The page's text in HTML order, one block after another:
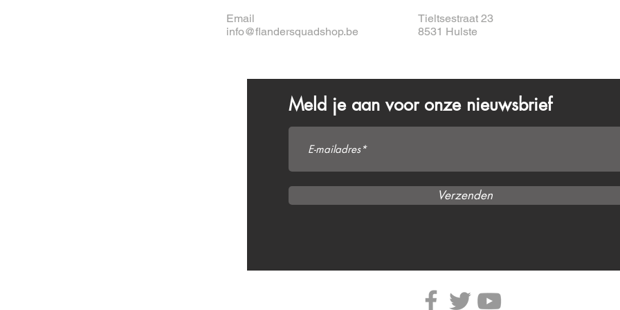
Email
info@flandersquadshop.be
Tieltsestraat 23
8531 Hulste
Meld je aan voor onze nieuwsbrief
Verzenden